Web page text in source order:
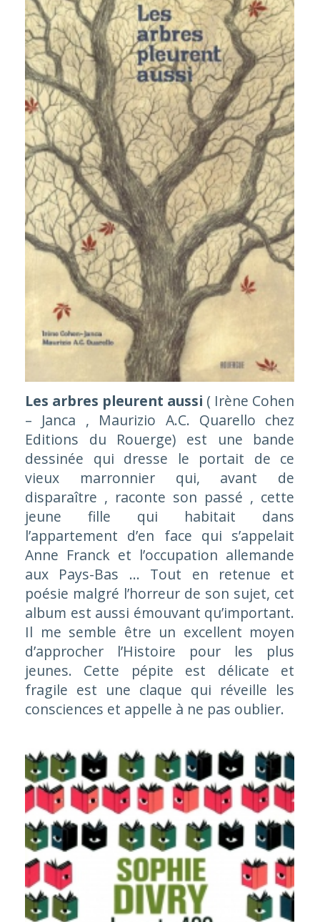
Les arbres pleurent aussi ( Irène Cohen
– Janca , Maurizio A.C. Quarello chez
Editions du Rouerge) est une bande
dessinée qui dresse le portait de ce
vieux marronnier qui, avant de
disparaître , raconte son passé , cette
jeune fille qui habitait dans
l’appartement d’en face qui s’appelait
Anne Franck et l’occupation allemande
aux Pays-Bas … Tout en retenue et
poésie malgré l’horreur de son sujet, cet
album est aussi émouvant qu’important.
Il me semble être un excellent moyen
d’approcher l’Histoire pour les plus
jeunes. Cette pépite est délicate et
fragile est une claque qui réveille les
consciences et appelle à ne pas oublier.